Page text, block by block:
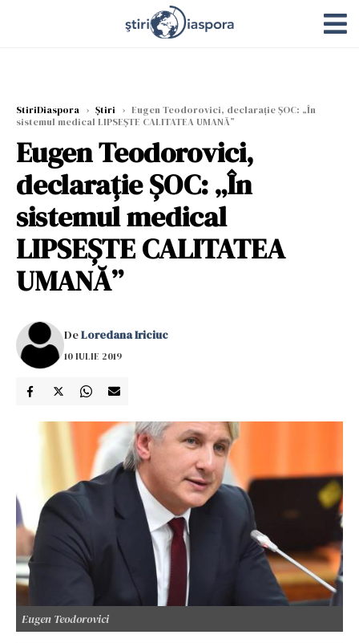
StiriDiaspora › Știri › Eugen Teodorovici, declarație ȘOC: „În
sistemul medical LIPSEȘTE CALITATEA UMANĂ”
Eugen Teodorovici,
declarație ȘOC: „În
sistemul medical
LIPSEȘTE CALITATEA
UMANĂ”
DeLoredana Iriciuc
10 IULIE 2019
Eugen Teodorovici